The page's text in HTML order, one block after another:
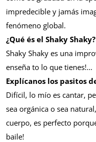
impredecible y jamás
fenómeno global.
¿Qué és el Shaky Shaky?
Shaky Shaky es una
enseña to lo que tienes!…
Explícanos los pasitos
Difícil, lo mío es cantar,
sea orgánica o sea
cuerpo, es perfecto
baile!